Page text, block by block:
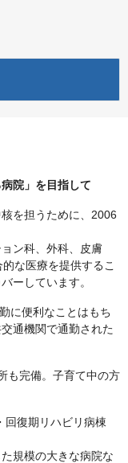
院」を目指して
を担うために、2006
ン科、外科、皮膚
な医療を提供するこ
ーしています。
に便利なことはもち
通機関で通勤された
も完備。子育て中の方
回復期リハビリ病棟
規模の大きな病院な